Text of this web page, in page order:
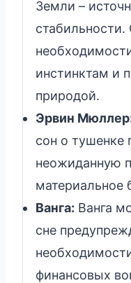
Земли –
инстинктам и
природой.
Эрвин
сон о тушенке
неожиданную
материальное
Ванга: Ванга
сне
финансовых